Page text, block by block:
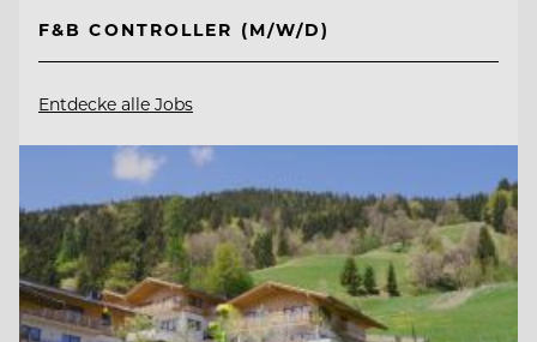
F&B CONTROLLER (M/W/D)
Entdecke alle Jobs